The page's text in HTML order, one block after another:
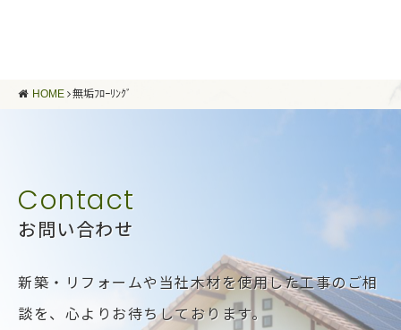
HOME 無垢ﾌﾛｰﾘﾝｸﾞ
お問い合わせ
新築・リフォームや当社木材を使用した工事のご相
談を、 心よりお待ちしております。